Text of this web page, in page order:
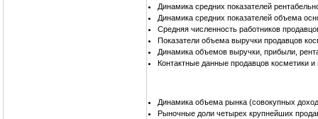
Динамика средних показателей
Динамика средних показателей объема
Средняя численность работников
Показатели объема выручки продавцов
Динамика объемов выручки, прибыли,
Контактные данные продавцов косметики
Динамика объема рынка (совокупных
Рыночные доли четырех крупнейших